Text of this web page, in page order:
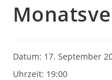
Datum: 17. September
Uhrzeit: 19:00